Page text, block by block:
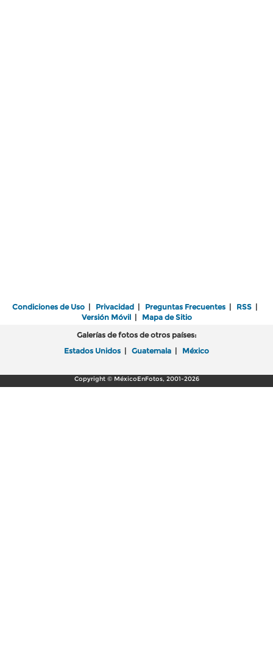
Condiciones de Uso | Privacidad | Preguntas Frecuentes | RSS |
Versión Móvil| Mapa de Sitio
Galerías de fotos de otros países:
Estados Unidos | Guatemala | México
Copyright © MéxicoEnFotos, 2001-2026